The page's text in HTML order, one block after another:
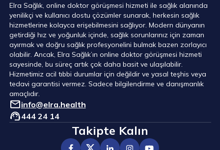
Elra Sağlık, online doktor görüşmesi hizmeti ile sağlık alanında
yenilikçi ve kullanıcı dostu çözümler sunarak, herkesin sağlık
hizmetlerine kolayca erişebilmesini sağlıyor. Modern dünyanın
getirdiği hız ve yoğunluk içinde, sağlık sorunlarınız için zaman
ayırmak ve doğru sağlık profesyonelini bulmak bazen zorlayıcı
olabilir. Ancak, Elra Sağlık’ın online doktor görüşmesi hizmeti
sayesinde, bu süreç artık çok daha basit ve ulaşılabilir.
Hizmetimiz acil tıbbi durumlar için değildir ve yasal teşhis veya
tedavi garantisi vermez. Sadece bilgilendirme ve danışmanlık
amaçlıdır.
info@elra.health
444 24 14
Takipte Kalın